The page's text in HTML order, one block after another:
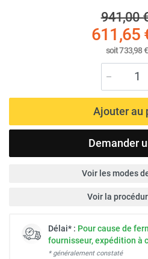
941,00
611,65
soit733,98 €
Ajouter au
Demander
Voir les modes
Voir la
Délai* : Pour cause de
fournisseur, expédition à
* généralement constaté